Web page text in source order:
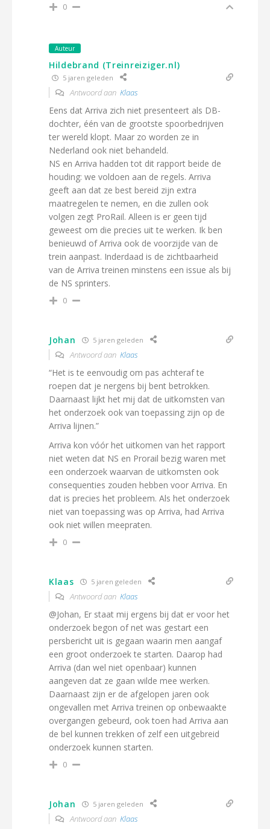
0
Auteur
Hildebrand (Treinreiziger.nl)
5 jaren geleden
Antwoord aan Klaas
Eens dat Arriva zich niet presenteert als DB-
dochter, één van de grootste spoorbedrijven
ter wereld klopt. Maar zo worden ze in
Nederland ook niet behandeld.
NS en Arriva hadden tot dit rapport beide de
houding: we voldoen aan de regels. Arriva
geeft aan dat ze best bereid zijn extra
maatregelen te nemen, en die zullen ook
volgen zegt ProRail. Alleen is er geen tijd
geweest om die precies uit te werken. Ik ben
benieuwd of Arriva ook de voorzijde van de
trein aanpast. Inderdaad is de zichtbaarheid
van de Arriva treinen minstens een issue als bij
de NS sprinters.
0
Johan 5 jaren geleden
Antwoord aan Klaas
“Het is te eenvoudig om pas achteraf te
roepen dat je nergens bij bent betrokken.
Daarnaast lijkt het mij dat de uitkomsten van
het onderzoek ook van toepassing zijn op de
Arriva lijnen.”
Arriva kon vóór het uitkomen van het rapport
niet weten dat NS en Prorail bezig waren met
een onderzoek waarvan de uitkomsten ook
consequenties zouden hebben voor Arriva. En
dat is precies het probleem. Als het onderzoek
niet van toepassing was op Arriva, had Arriva
ook niet willen meepraten.
0
Klaas 5 jaren geleden
Antwoord aan Klaas
@Johan, Er staat mij ergens bij dat er voor het
onderzoek begon of net was gestart een
persbericht uit is gegaan waarin men aangaf
een groot onderzoek te starten. Daarop had
Arriva (dan wel niet openbaar) kunnen
aangeven dat ze gaan wilde mee werken.
Daarnaast zijn er de afgelopen jaren ook
ongevallen met Arriva treinen op onbewaakte
overgangen gebeurd, ook toen had Arriva aan
de bel kunnen trekken of zelf een uitgebreid
onderzoek kunnen starten.
0
Johan 5 jaren geleden
Antwoord aan Klaas